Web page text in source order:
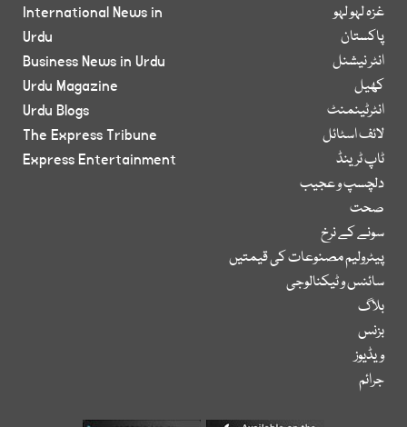
غزہ لہو لہو
پاکستان
انٹر نیشنل
کھیل
انٹرٹینمنٹ
لائف اسٹائل
ٹاپ ٹرینڈ
دلچسپ و عجیب
صحت
سونے کے نرخ
پیٹرولیم مصنوعات کی قیمتیں
سائنس و ٹیکنالوجی
بلاگ
بزنس
ویڈیوز
جرائم
International News in
Urdu
Business News in Urdu
Urdu Magazine
Urdu Blogs
The Express Tribune
Express Entertainment